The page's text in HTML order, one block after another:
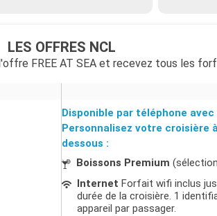
LES OFFRES NCL
FREE AT SEA et recevez tous les
Disponible par téléphone
Personnalisez votre croisière
dessous :
Boissons Premium
Internet Forfait wifi inclus
durée de la croisière. 1
appareil par passager.